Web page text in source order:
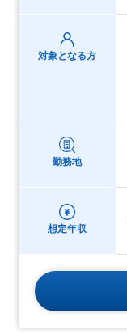
対象となる方
勤務地
想定年収